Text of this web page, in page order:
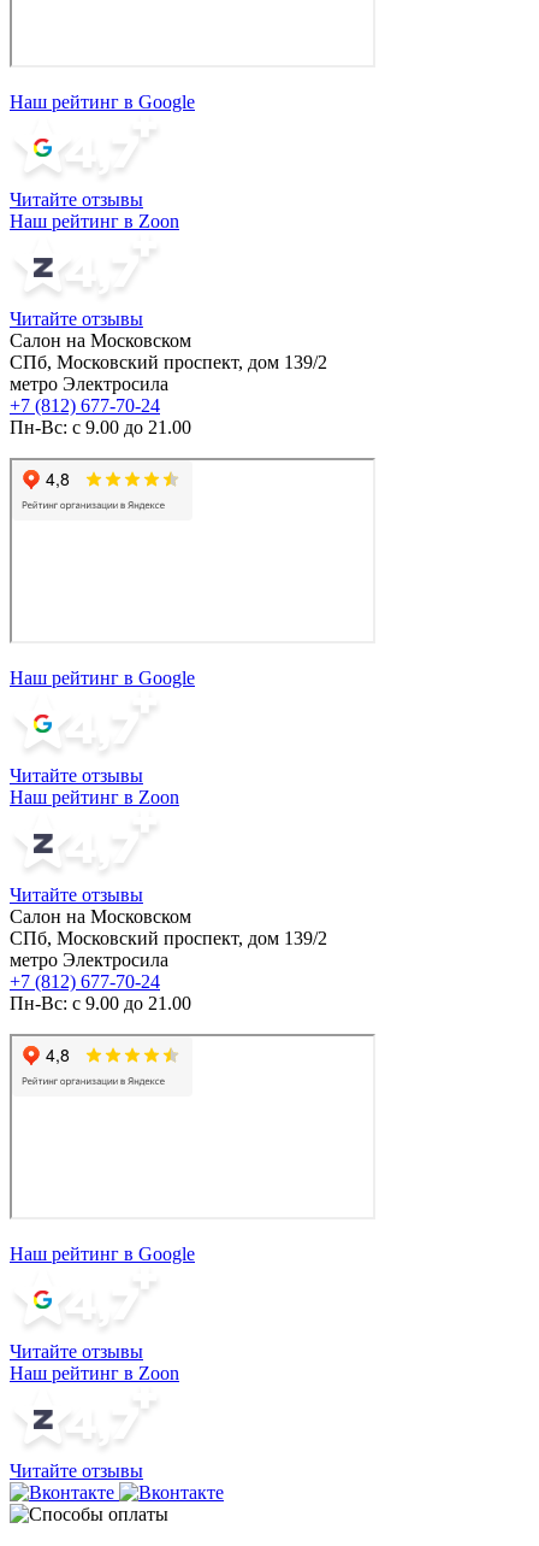
Наш рейтинг в Google
Читайте отзывы
Наш рейтинг в Zoon
Читайте отзывы
Салон на Московском
СПб, Московский проспект, дом 139/2
метро Электросила
+7 (812) 677-70-24
Пн-Вс: с 9.00 до 21.00
Наш рейтинг в Google
Читайте отзывы
Наш рейтинг в Zoon
Читайте отзывы
Салон на Московском
СПб, Московский проспект, дом 139/2
метро Электросила
+7 (812) 677-70-24
Пн-Вс: с 9.00 до 21.00
Наш рейтинг в Google
Читайте отзывы
Наш рейтинг в Zoon
Читайте отзывы